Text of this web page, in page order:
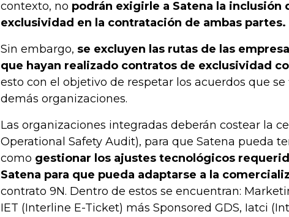
contexto, no podrán exigirle a Satena la inclusión
exclusividad en la contratación de ambas partes.
Sin embargo, se excluyen las rutas de las
que hayan realizado contratos de exclusividad
esto con el objetivo de respetar los acuerdos que
demás organizaciones.
Las organizaciones integradas deberán costear la
Operational Safety Audit), para que Satena pueda
como gestionar los ajustes tecnológicos
Satena para que pueda adaptarse a la
contrato 9N. Dentro de estos se encuentran:
IET (Interline E-Ticket) más Sponsored GDS, Iatci